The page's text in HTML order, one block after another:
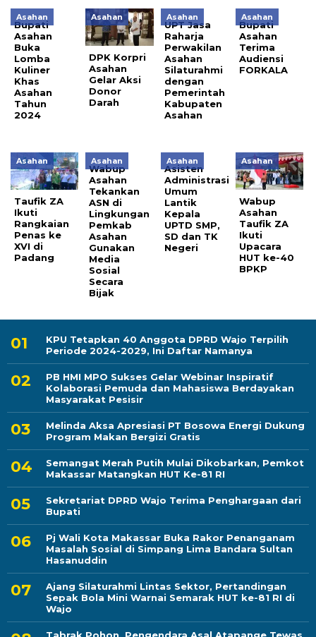
Asahan
Bupati
Asahan
Buka
Lomba
Kuliner
Khas
Asahan
Tahun
2024
Asahan
DPK Korpri
Asahan
Gelar Aksi
Donor
Darah
Asahan
UPT Jasa
Raharja
Perwakilan
Asahan
Silaturahmi
dengan
Pemerintah
Kabupaten
Asahan
Asahan
Bupati
Asahan
Terima
Audiensi
FORKALA
Asahan
Taufik ZA
Ikuti
Rangkaian
Penas ke
XVI di
Padang
Asahan
Wabup
Asahan
Tekankan
ASN di
Lingkungan
Pemkab
Asahan
Gunakan
Media
Sosial
Secara
Bijak
Asahan
Asisten
Administrasi
Umum
Lantik
Kepala
UPTD SMP,
SD dan TK
Negeri
Asahan
Wabup
Asahan
Taufik ZA
Ikuti
Upacara
HUT ke-40
BPKP
KPU Tetapkan 40 Anggota DPRD Wajo Terpilih
Periode 2024-2029, Ini Daftar Namanya
PB HMI MPO Sukses Gelar Webinar Inspiratif
Kolaborasi Pemuda dan Mahasiswa Berdayakan
Masyarakat Pesisir
Melinda Aksa Apresiasi PT Bosowa Energi Dukung
Program Makan Bergizi Gratis
Semangat Merah Putih Mulai Dikobarkan, Pemkot
Makassar Matangkan HUT Ke-81 RI
Sekretariat DPRD Wajo Terima Penghargaan dari
Bupati
Pj Wali Kota Makassar Buka Rakor Penanganam
Masalah Sosial di Simpang Lima Bandara Sultan
Hasanuddin
Ajang Silaturahmi Lintas Sektor, Pertandingan
Sepak Bola Mini Warnai Semarak HUT ke-81 RI di
Wajo